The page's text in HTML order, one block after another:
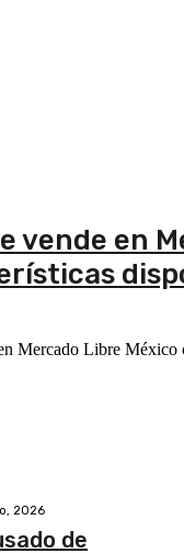
vende en
Mercado Libre
2026
de